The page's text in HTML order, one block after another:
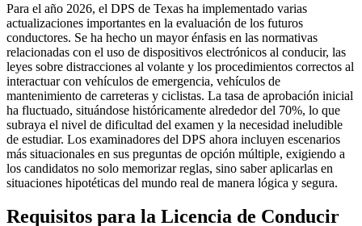
Para el año 2026, el DPS de Texas ha implementado varias
actualizaciones importantes en la evaluación de los futuros
conductores. Se ha hecho un mayor énfasis en las normativas
relacionadas con el uso de dispositivos electrónicos al conducir, las
leyes sobre distracciones al volante y los procedimientos correctos al
interactuar con vehículos de emergencia, vehículos de
mantenimiento de carreteras y ciclistas. La tasa de aprobación inicial
ha fluctuado, situándose históricamente alrededor del 70%, lo que
subraya el nivel de dificultad del examen y la necesidad ineludible
de estudiar. Los examinadores del DPS ahora incluyen escenarios
más situacionales en sus preguntas de opción múltiple, exigiendo a
los candidatos no solo memorizar reglas, sino saber aplicarlas en
situaciones hipotéticas del mundo real de manera lógica y segura.
Requisitos para la Licencia de Conducir